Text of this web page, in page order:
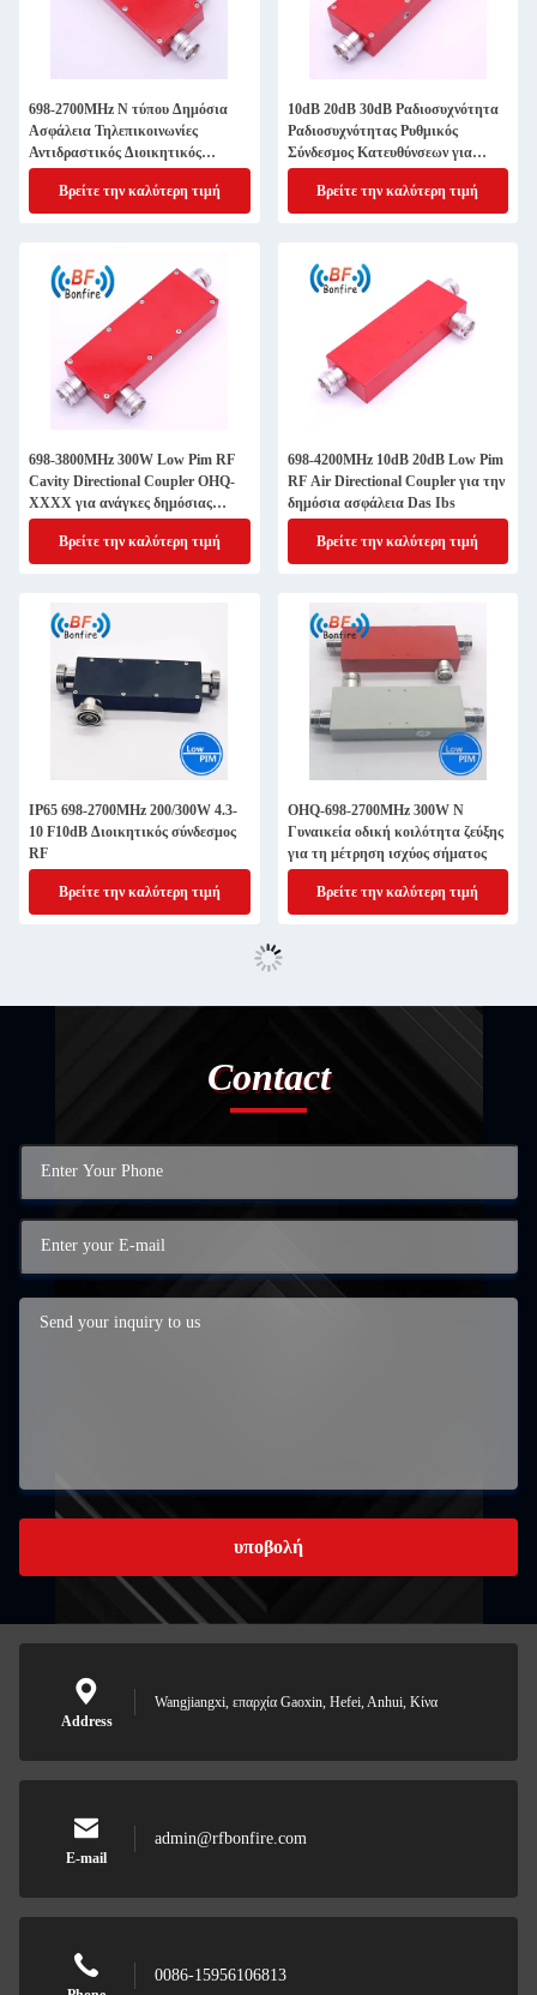
698-2700MHz N τύπου Δημόσια
Ασφάλεια Τηλεπικοινωνίες
Αντιδραστικός Διοικητικός
Συνδετήρας
Βρείτε την καλύτερη τιμή
10dB 20dB 30dB Ραδιοσυχνότητα
Ραδιοσυχνότητας Ρυθμικός
Σύνδεσμος Κατευθύνσεων για
ασύρματη επικοινωνία 617-
4000MHz
Βρείτε την καλύτερη τιμή
698-3800MHz 300W Low Pim RF
Cavity Directional Coupler OHQ-
XXXX για ανάγκες δημόσιας
ασφάλειας
Βρείτε την καλύτερη τιμή
698-4200MHz 10dB 20dB Low Pim
RF Air Directional Coupler για την
δημόσια ασφάλεια Das Ibs
Βρείτε την καλύτερη τιμή
IP65 698-2700MHz 200/300W 4.3-
10 F10dB Διοικητικός σύνδεσμος
RF
Βρείτε την καλύτερη τιμή
OHQ-698-2700MHz 300W N
Γυναικεία οδική κοιλότητα ζεύξης
για τη μέτρηση ισχύος σήματος
Βρείτε την καλύτερη τιμή
Contact
υποβολή
Address
Wangjiangxi, επαρχία Gaoxin, Hefei, Anhui, Κίνα
E-mail
admin@rfbonfire.com
0086-15956106813